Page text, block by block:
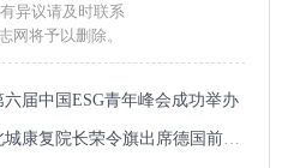
异议请及时联系
网将予以删除。
届中国ESG青年峰会成功举办
长荣令旗出席德国前总统武尔夫欢迎晚宴